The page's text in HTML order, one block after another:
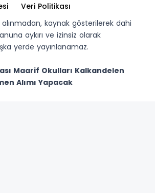
Veri Politikası
kaynak gösterilerek dahi
aykırı ve izinsiz olarak
yerde yayınlanamaz.
Maarif Okulları Kalkandelen
Alımı Yapacak